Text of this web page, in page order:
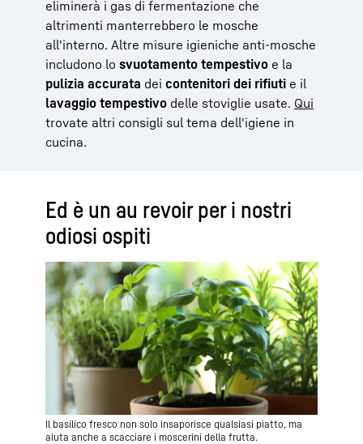
eliminerà i gas di fermentazione che
altrimenti manterrebbero le mosche
all'interno. Altre misure igieniche anti-mosche
includono lo svuotamento tempestivo e la
pulizia accurata dei contenitori dei rifiuti e il
lavaggio tempestivo delle stoviglie usate. Qui
trovate altri consigli sul tema dell'igiene in
cucina.
Ed è un au revoir per i nostri
odiosi ospiti
Il basilico fresco non solo insaporisce qualsiasi piatto, ma
aiuta anche a scacciare i moscerini della frutta.